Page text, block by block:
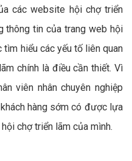
các website hội chợ triển
thông tin của trang web hội
tìm hiểu các yếu tố liên quan
chính là điều cần thiết. Vì
viên nhân chuyên nghiệp
hàng sớm có được lựa
chợ triển lãm của mình.